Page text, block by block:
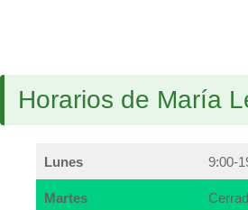
Horarios de María
Lunes 9:00-
Martes